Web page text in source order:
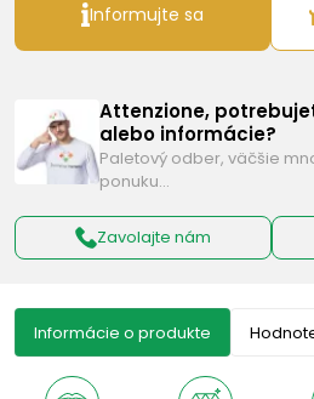
Informujte sa
Attenzione,
alebo informácie?
Paletový odber, väčšie
ponuku…
Zavolajte nám
Informácie o produkte